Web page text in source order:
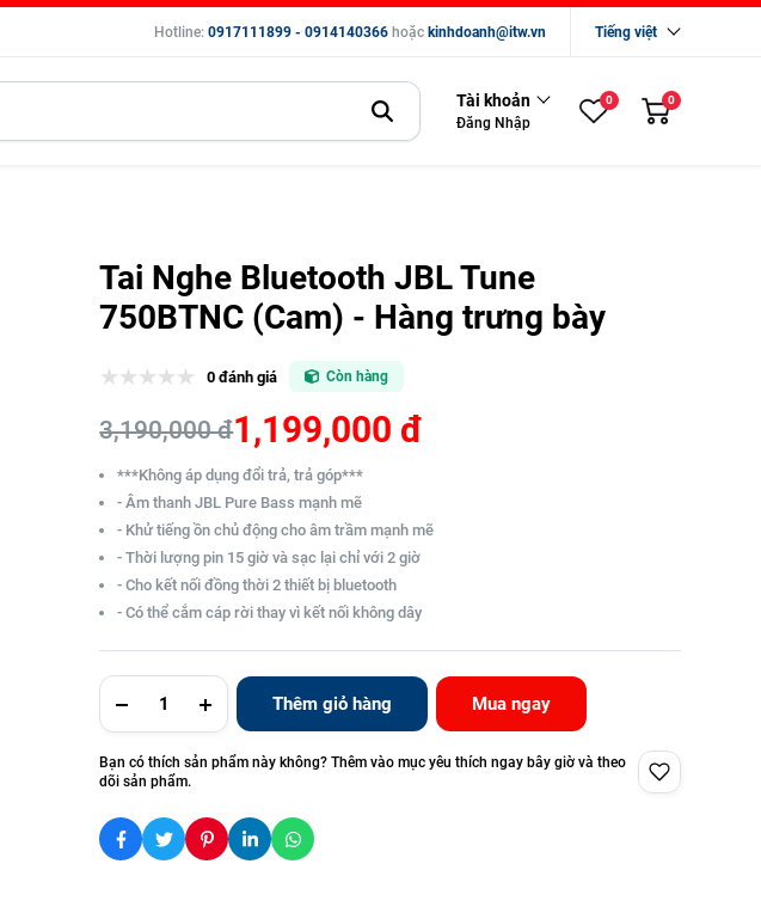
Hotline: 0917111899 - 0914140366 hoặc kinhdoanh@itw.vn Tiếng việt
Tài khoản
Đăng Nhập
0 0
Tai Nghe Bluetooth JBL Tune
750BTNC (Cam) - Hàng trưng bày
0 đánh giá Còn hàng
3,190,000 đ1,199,000 đ
***Không áp dụng đổi trả, trả góp***
- Âm thanh JBL Pure Bass mạnh mẽ
- Khử tiếng ồn chủ động cho âm trầm mạnh mẽ
- Thời lượng pin 15 giờ và sạc lại chỉ với 2 giờ
- Cho kết nối đồng thời 2 thiết bị bluetooth
- Có thể cắm cáp rời thay vì kết nối không dây
Thêm giỏ hàng Mua ngay
Bạn có thích sản phẩm này không? Thêm vào mục yêu thích ngay bây giờ và theo
dõi sản phẩm.